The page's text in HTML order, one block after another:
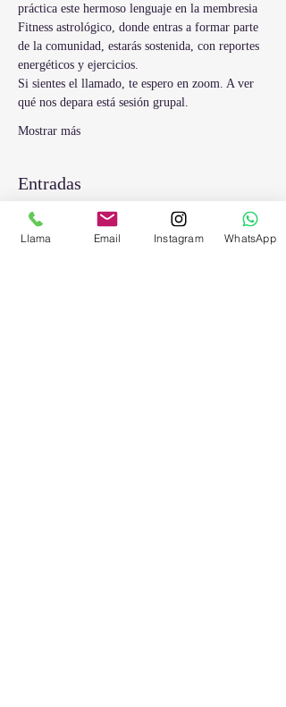
práctica este hermoso lenguaje en la membresia
Fitness astrológico, donde entras a formar parte
de la comunidad, estarás sostenida, con reportes
energéticos y ejercicios.
Si sientes el llamado, te espero en zoom. A ver
qué nos depara está sesión grupal.
Mostrar más
Entradas
Venta finalizada
Llama Email Instagram WhatsApp